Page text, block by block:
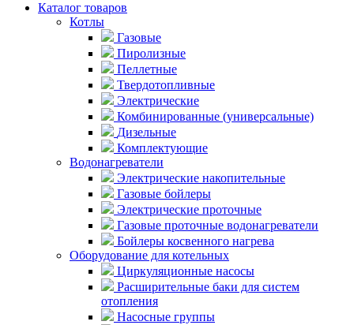
Каталог товаров
Котлы
Газовые
Пиролизные
Пеллетные
Твердотопливные
Электрические
Комбинированные (универсальные)
Дизельные
Комплектующие
Водонагреватели
Электрические накопительные
Газовые бойлеры
Электрические проточные
Газовые проточные водонагреватели
Бойлеры косвенного нагрева
Оборудование для котельных
Циркуляционные насосы
Расширительные баки для систем
отопления
Насосные группы